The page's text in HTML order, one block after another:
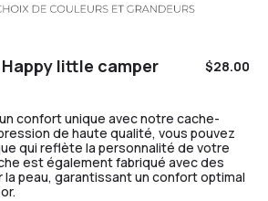
little camper $28.00
confort unique avec notre cache-
de haute qualité, vous pouvez
qui reflète la personnalité de votre
est également fabriqué avec des
la peau, garantissant un confort optimal